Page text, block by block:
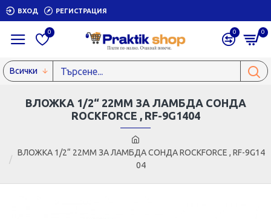
ВХОД РЕГИСТРАЦИЯ
0 0 0
Всички
ВЛОЖКА 1/2“ 22ММ ЗА ЛАМБДА СОНДА ROCKFORCE , RF-9G14
04
ВЛОЖКА 1/2“ 22ММ ЗА ЛАМБДА СОНДА
ROCKFORCE , RF-9G1404